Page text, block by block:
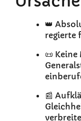
👑
regierte
📜
📰